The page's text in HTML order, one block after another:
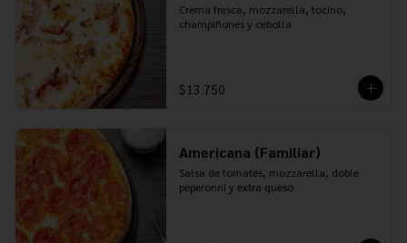
Crema fresca, mozzarella, tocino,
champiñones y cebolla
$13.750
Americana (Familiar)
Salsa de tomates, mozzarella, doble
peperonni y extra queso